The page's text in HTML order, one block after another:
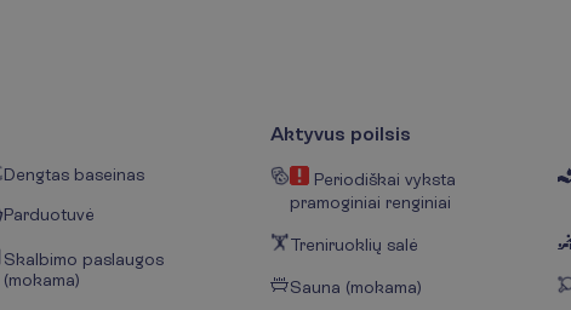
Dengtas baseinas
Parduotuvė
Skalbimo paslaugos
(mokama)
Aktyvus poilsis
Periodiškai vyksta
pramoginiai renginiai
Treniruoklių salė
Sauna (mokama)